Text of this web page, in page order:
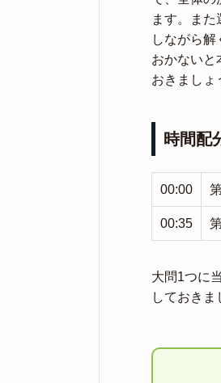
ます。ま
しながら
おかないと
おきましょ
時間配
00:00
00:35
大問1つに
しておきま